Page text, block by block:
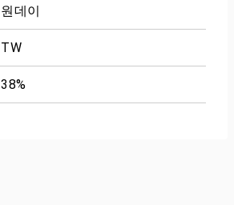
원데이
TW
38%